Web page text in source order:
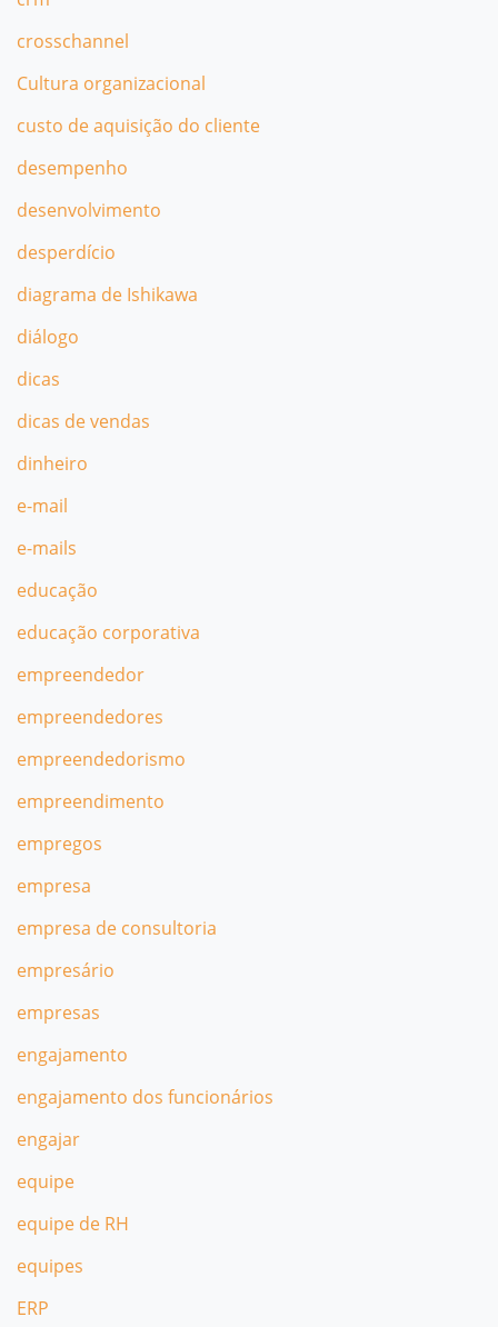
crosschannel
Cultura organizacional
custo de aquisição do cliente
desempenho
desenvolvimento
desperdício
diagrama de Ishikawa
diálogo
dicas
dicas de vendas
dinheiro
e-mail
e-mails
educação
educação corporativa
empreendedor
empreendedores
empreendedorismo
empreendimento
empregos
empresa
empresa de consultoria
empresário
empresas
engajamento
engajamento dos funcionários
engajar
equipe
equipe de RH
equipes
ERP